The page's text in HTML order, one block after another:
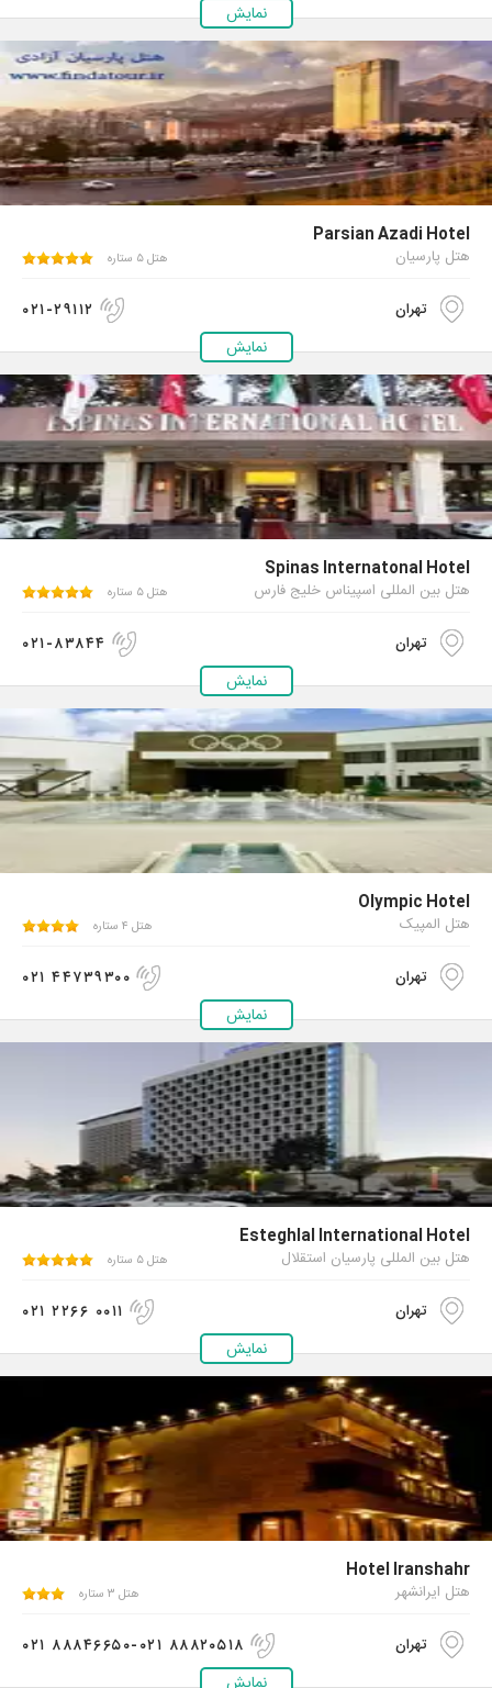
نمایش
Parsian Azadi Hotel
هتل پارسیان هتل ۵ ستاره
نمایش
تهران ۰۲۱-۲۹۱۱۲
Spinas Internatonal Hotel
هتل بین المللی اسپیناس خلیج فارس هتل ۵ ستاره
نمایش
تهران ۰۲۱-۸۳۸۴۴
Olympic Hotel
هتل المپیک هتل ۴ ستاره
نمایش
تهران ۰۲۱ ۴۴۷۳۹۳۰۰
Esteghlal International Hotel
هتل بین المللی پارسیان استقلال هتل ۵ ستاره
نمایش
تهران ۰۲۱ ۲۲۶۶ ۰۰۱۱
Hotel Iranshahr
هتل ایرانشهر هتل ۳ ستاره
تهران ۰۲۱ ۸۸۸۴۶۶۵۰-۰۲۱ ۸۸۸۲۰۵۱۸